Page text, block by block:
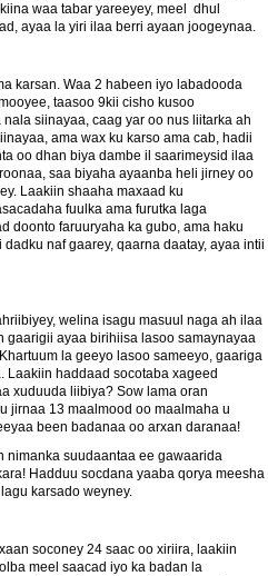
waa tabar yareeyey, meel dhul
ayaa la yiri ilaa berri ayaan joogeynaa.
karsan. Waa 2 habeen iyo labadooda
taasoo 9kii cisho kusoo
siinayaa, caag yar oo nus liitarka ah
ama wax ku karso ama cab, hadii
oo dhan biya dambe il saarimeysid ilaa
saa biyaha ayaanba heli jirney oo
Laakiin shaaha maxaad ku
fuulka ama furutka laga
doonto faruuryaha ka gubo, ama haku
naf gaarey, qaarna daatay, ayaa intii
welina isagu masuul naga ah ilaa
gaarigii ayaa birihiisa lasoo samaynayaa
la geeyo lasoo sameeyo, gaariga
Laakiin haddaad socotaba xageed
xuduuda liibiya? Sow lama oran
jirnaa 13 maalmood oo maalmaha u
been badanaa oo arxan daranaa!
nimanka suudaantaa ee gawaarida
Hadduu socdana yaaba qorya meesha
karsado weyney.
soconey 24 saac oo xiriira, laakiin
meel saacad iyo ka badan la